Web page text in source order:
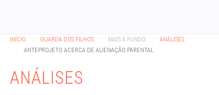
INÍCIO GUARDA DOS FILHOS MAIS A FUNDO
ANÁLISES
ANTEPROJETO ACERCA DE ALIENAÇÃO PARENTAL
ANÁLISES